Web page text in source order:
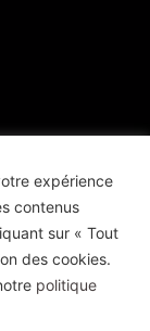
expérience
contenus
sur « Tout
des cookies.
politique